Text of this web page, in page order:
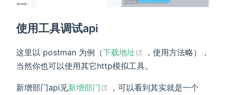
使用工具调试api
这里以 postman 为例（下载地址 (opens new window)
，使用方法略），
当然你也可以使用其它http模拟工具。
新增部门api见新增部门 (opens new window)
，可以看到其实就是一个